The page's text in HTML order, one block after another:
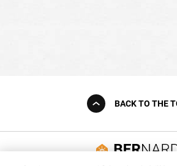
BACK TO THE